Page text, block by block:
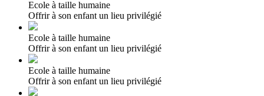
Ecole à taille humaine
Offrir à son enfant un lieu privilégié
Ecole à taille humaine
Offrir à son enfant un lieu privilégié
Ecole à taille humaine
Offrir à son enfant un lieu privilégié